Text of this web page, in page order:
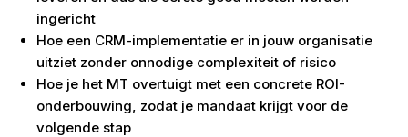
ingericht
Hoe een CRM-implementatie er in jouw organisatie
uitziet zonder onnodige complexiteit of risico
Hoe je het MT overtuigt met een concrete ROI-
onderbouwing, zodat je mandaat krijgt voor de
volgende stap